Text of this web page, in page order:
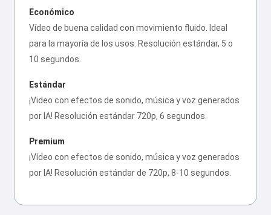
Económico
Vídeo de buena calidad con movimiento fluido. Ideal
para la mayoría de los usos. Resolución estándar, 5 o
10 segundos.
Estándar
¡Video con efectos de sonido, música y voz generados
por IA! Resolución estándar 720p, 6 segundos.
Premium
¡Vídeo con efectos de sonido, música y voz generados
por IA! Resolución estándar de 720p, 8-10 segundos.